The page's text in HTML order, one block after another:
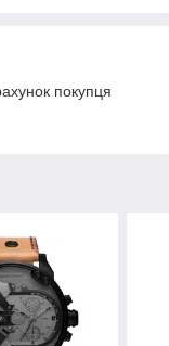
покупця